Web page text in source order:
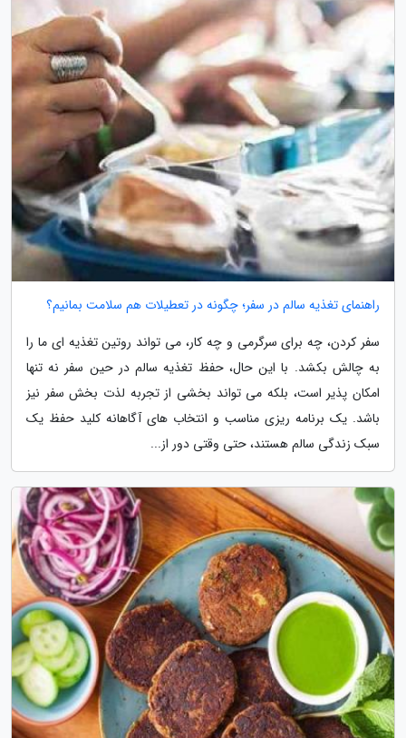
راهنمای تغذیه سالم در سفر؛ چگونه در تعطیلات هم سلامت بمانیم؟
سفر کردن، چه برای سرگرمی و چه کار، می تواند روتین تغذیه ای ما را
به چالش بکشد. با این حال، حفظ تغذیه سالم در حین سفر نه تنها
امکان پذیر است، بلکه می تواند بخشی از تجربه لذت بخش سفر نیز
باشد. یک برنامه ریزی مناسب و انتخاب های آگاهانه کلید حفظ یک
سبک زندگی سالم هستند، حتی وقتی دور از...